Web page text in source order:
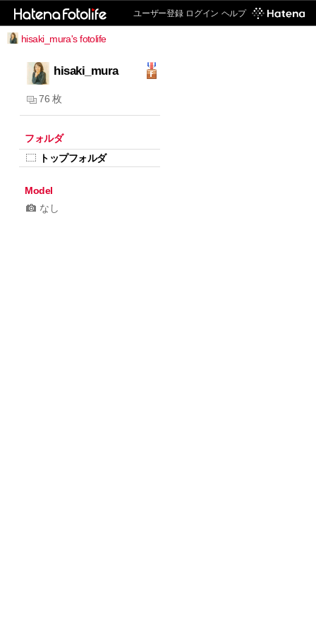
ユーザー登録 ログイン ヘルプ
hisaki_mura's fotolife
hisaki_mura
76 枚
フォルダ
トップフォルダ
Model
なし